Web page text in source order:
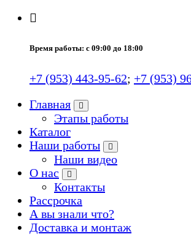
Время работы: с 09:00 до 18:00
+7 (953) 443-95-62; +7 (953)
Главная
Этапы работы
Каталог
Наши работы
Наши видео
О нас
Контакты
Рассрочка
А вы знали что?
Доставка и монтаж